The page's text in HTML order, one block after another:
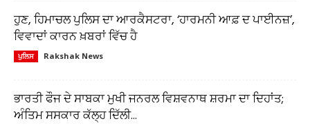
ਹੁਣ, ਹਿਮਾਚਲ ਪੁਲਿਸ ਦਾ ਆਰਕੈਸਟਰਾ, ‘ਹਾਰਮਨੀ ਆਫ਼ ਦ ਪਾਈਨਜ਼’,
ਵਿਵਾਦਾਂ ਕਾਰਨ ਖ਼ਬਰਾਂ ਵਿੱਚ ਹੈ
ਪੁਲਿਸ Rakshak News
ਭਾਰਤੀ ਫੌਜ ਦੇ ਸਾਬਕਾ ਮੁਖੀ ਜਨਰਲ ਵਿਸ਼ਵਨਾਥ ਸ਼ਰਮਾ ਦਾ ਦਿਹਾਂਤ;
ਅੰਤਿਮ ਸਸਕਾਰ ਕੱਲ੍ਹ ਦਿੱਲੀ...